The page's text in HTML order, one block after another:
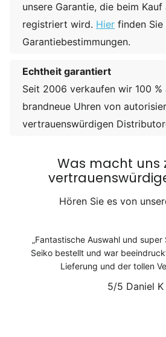
unsere Garantie, die beim
registriert wird. Hier finden Sie
Garantiebestimmungen.
Echtheit garantiert
Seit 2006 verkaufen wir 100 %
brandneue Uhren von
vertrauenswürdigen
Was macht uns
Hören Sie es von
Fantastische Auswahl und super
Seiko bestellt und war
Lieferung und der tollen
5/5 Daniel K